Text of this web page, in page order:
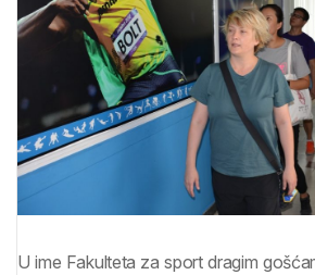
U ime Fakulteta za sport dragim